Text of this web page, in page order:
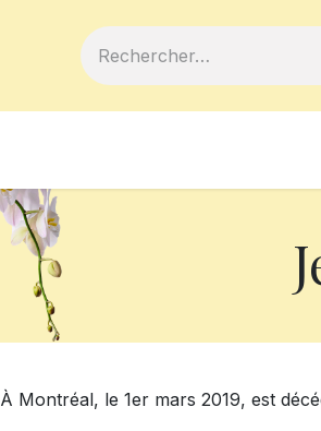
À Montréal, le 1er mars 2019, est